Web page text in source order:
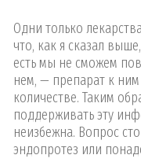
Одни только
что, как я сказал
есть мы не сможем
нем, — препарат к
количестве. Таким
поддерживать эту
неизбежна. Вопрос
эндопротез или